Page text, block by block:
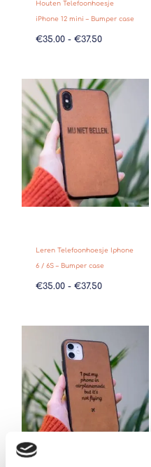
Houten Telefoonhoesje
iPhone 12 mini – Bumper case
€35.00 - €37.50
Leren Telefoonhoesje Iphone
6 / 6S – Bumper case
€35.00 - €37.50
Prijsklasse:
€35.00
tot
€37.50
Prijsklasse:
tot
€37.50